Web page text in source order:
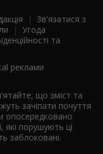
| Зв'язатися з
| Угода
та
реклами
що зміст та
зачіпати почуття
опосередковано
які порушують ці
заблоковані.